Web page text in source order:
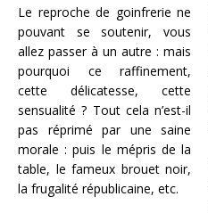
Le reproche de goinfrerie ne
pouvant se soutenir, vous
allez passer à un autre : mais
pourquoi ce raffinement,
cette délicatesse, cette
sensualité ? Tout cela n’est-il
pas réprimé par une saine
morale : puis le mépris de la
table, le fameux brouet noir,
la frugalité républicaine, etc.